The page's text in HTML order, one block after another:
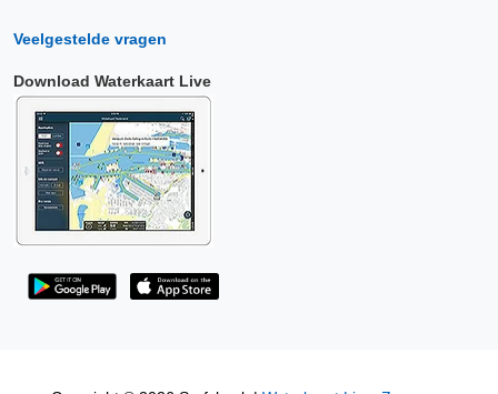
Veelgestelde vragen
Download Waterkaart Live